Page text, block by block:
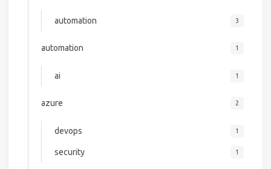
automation 3
automation 1
ai 1
azure 2
devops 1
security 1